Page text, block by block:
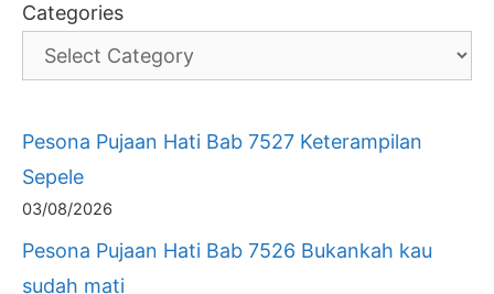
Categories
Pesona Pujaan Hati Bab 7527 Keterampilan
Sepele
03/08/2026
Pesona Pujaan Hati Bab 7526 Bukankah kau
sudah mati